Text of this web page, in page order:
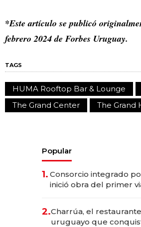
*Este artículo se publicó
febrero 2024 de Forbes Uruguay.
TAGS
HUMA Rooftop Bar & Lounge
The Grand Center
The Grand
Popular
1. Consorcio integrado
inició obra del primer
millones
2.Charrúa, el restaurante
uruguayo que